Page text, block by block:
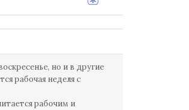
но и в другие
рабочая неделя с
рабочим и